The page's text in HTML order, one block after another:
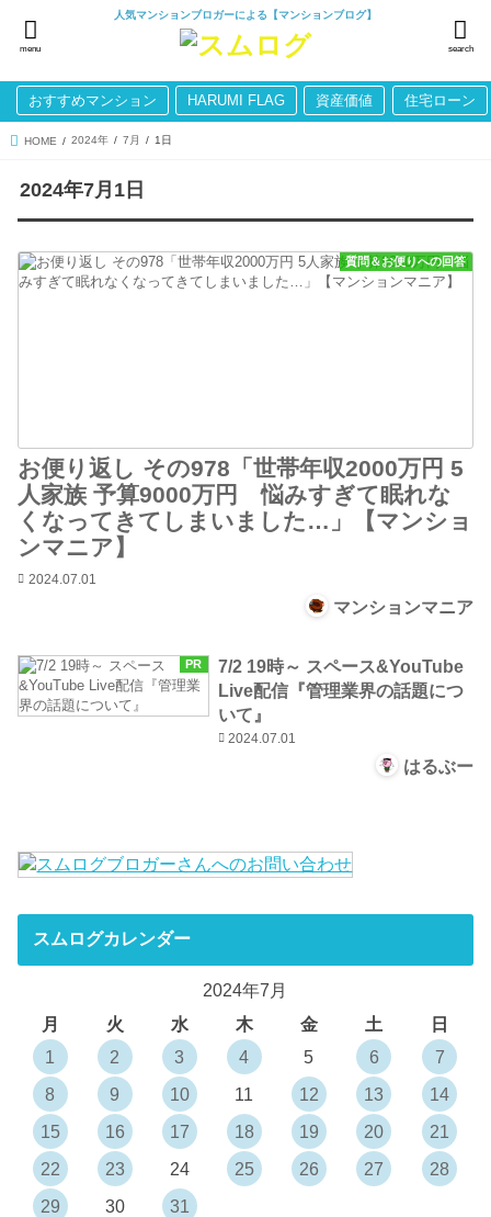
人気マンションブロガーによる【マンションブログ】
search
menu
おすすめマンション HARUMI FLAG 資産価値 住宅ローン
HOME 2024年 7月 1日
2024年7月1日
質問＆お便りへの回答
お便り返し その978「世帯年収2000万円 5
人家族 予算9000万円 悩みすぎて眠れな
くなってきてしまいました…」【マンショ
ンマニア】
2024.07.01
マンションマニア
PR
7/2 19時～ スペース&YouTube
Live配信『管理業界の話題につ
いて』
2024.07.01
はるぶー
スムログカレンダー
2024年7月
月
火 水 木 金 土
日
1
2 3 4 5 6
7
8
9 10 11 12 13
14
15
16 17 18 19 20
21
22
23 24 25 26 27
28
29
30
31